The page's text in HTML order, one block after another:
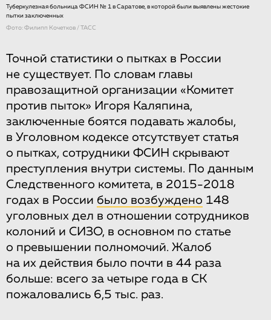
Туберкулезная больница ФСИН № 1 в Саратове, в которой были выявлены жестокие
пытки заключенных
Фото: Филипп Кочетков / ТАСС
Точной статистики о пытках в России
не существует. По словам главы
правозащитной организации «Комитет
против пыток» Игоря Каляпина,
заключенные боятся подавать жалобы,
в Уголовном кодексе отсутствует статья
о пытках, сотрудники ФСИН скрывают
преступления внутри системы. По данным
Следственного комитета, в 2015-2018
годах в России было возбуждено 148
уголовных дел в отношении сотрудников
колоний и СИЗО, в основном по статье
о превышении полномочий. Жалоб
на их действия было почти в 44 раза
больше: всего за четыре года в СК
пожаловались 6,5 тыс. раз.